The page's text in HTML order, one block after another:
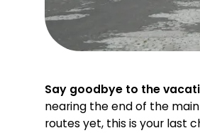
Say goodbye to the
nearing the end of the
routes yet, this is your last